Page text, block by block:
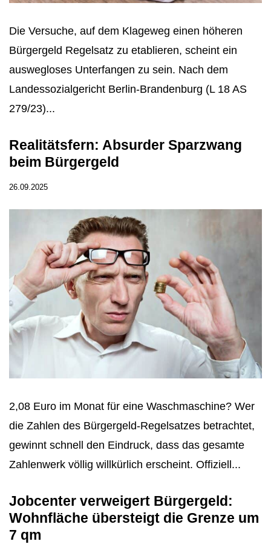
Die Versuche, auf dem Klageweg einen höheren
Bürgergeld Regelsatz zu etablieren, scheint ein
auswegloses Unterfangen zu sein. Nach dem
Landessozialgericht Berlin-Brandenburg (L 18 AS
279/23)...
Realitätsfern: Absurder Sparzwang
beim Bürgergeld
26.09.2025
2,08 Euro im Monat für eine Waschmaschine? Wer
die Zahlen des Bürgergeld-Regelsatzes betrachtet,
gewinnt schnell den Eindruck, dass das gesamte
Zahlenwerk völlig willkürlich erscheint. Offiziell...
Jobcenter verweigert Bürgergeld:
Wohnfläche übersteigt die Grenze um
7 qm